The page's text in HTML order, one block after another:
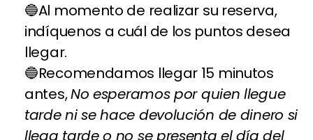
Al momento de realizar su reserva,
indíquenos a cuál de los puntos desea
llegar.
Recomendamos llegar 15 minutos
antes,No esperamos por quien llegue
tarde ni se hace devolución de dinero si
llega tarde o no se presenta el día del